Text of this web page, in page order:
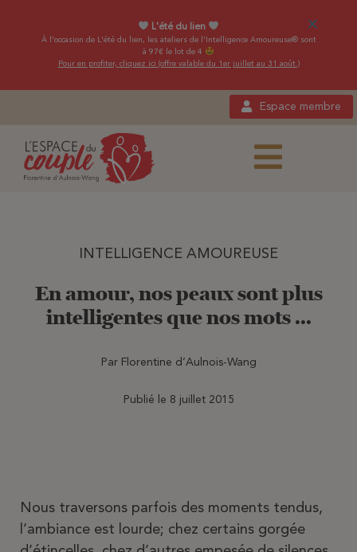
L'été du lien
À l'occasion de L'été du lien, les ateliers de l'Intelligence Amoureuse® sont
à 97€ le lot de 4
Pour en profiter, cliquez ici (offre valable du 1er juillet au 31 août.)
×
Espace membre
INTELLIGENCE AMOUREUSE
En amour, nos peaux sont plus
intelligentes que nos mots ...
Par Florentine d’Aulnois-Wang
Publié le 8 juillet 2015
Nous traversons parfois des moments tendus,
l’ambiance est lourde; chez certains gorgée